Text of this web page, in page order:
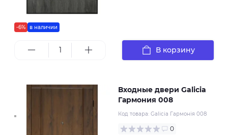
-6% в наличии
В корзину
Входные двери Galicia
Гармония 008
Код товара: Galicia Гармонія 008
0